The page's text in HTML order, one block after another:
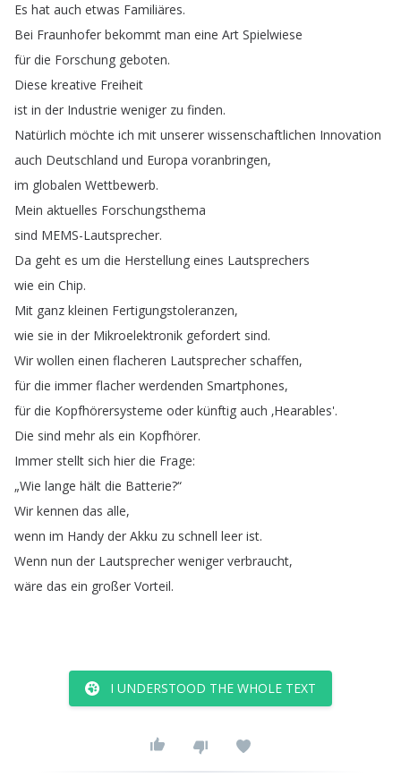
Es hat auch etwas Familiäres.
Bei Fraunhofer bekommt man eine Art Spielwiese
für die Forschung geboten.
Diese kreative Freiheit
ist in der Industrie weniger zu finden.
Natürlich möchte ich mit unserer wissenschaftlichen Innovation
auch Deutschland und Europa voranbringen,
im globalen Wettbewerb.
Mein aktuelles Forschungsthema
sind MEMS-Lautsprecher.
Da geht es um die Herstellung eines Lautsprechers
wie ein Chip.
Mit ganz kleinen Fertigungstoleranzen,
wie sie in der Mikroelektronik gefordert sind.
Wir wollen einen flacheren Lautsprecher schaffen,
für die immer flacher werdenden Smartphones,
für die Kopfhörersysteme oder künftig auch ‚Hearables'.
Die sind mehr als ein Kopfhörer.
Immer stellt sich hier die Frage:
„Wie lange hält die Batterie?“
Wir kennen das alle,
wenn im Handy der Akku zu schnell leer ist.
Wenn nun der Lautsprecher weniger verbraucht,
wäre das ein großer Vorteil.
I UNDERSTOOD THE WHOLE TEXT